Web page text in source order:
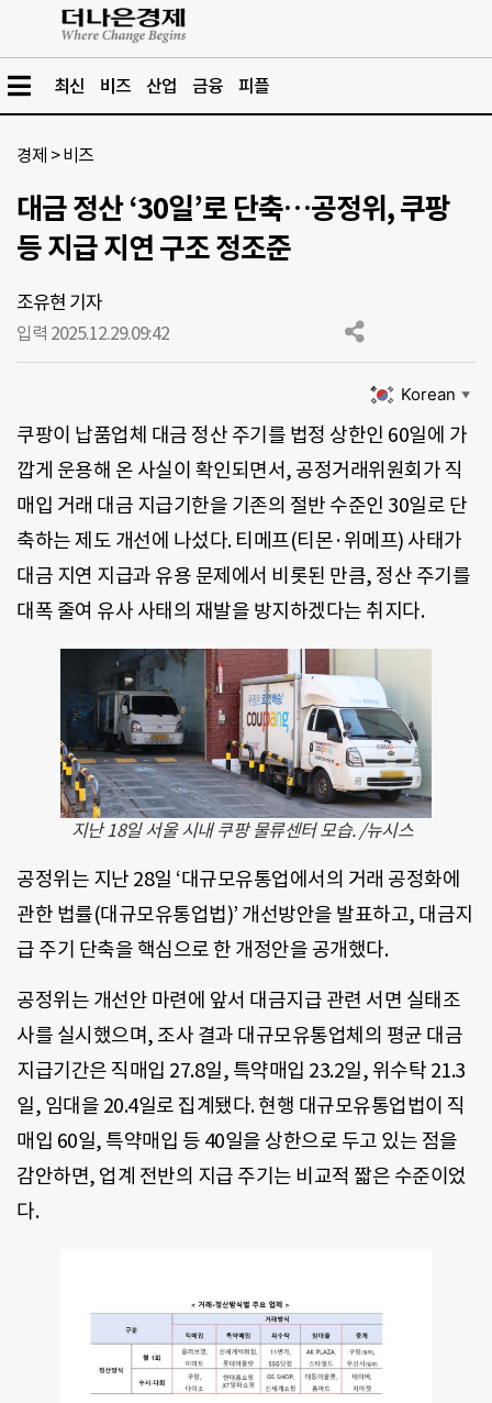
최신 비즈 산업 금융 피플
경제 >비즈
대금 정산 ‘30일’로 단축…공정위, 쿠팡
등 지급 지연 구조 정조준
조유현 기자
입력 2025.12.29.09:42
Korean ▼
쿠팡이 납품업체 대금 정산 주기를 법정 상한인 60일에 가
깝게 운용해 온 사실이 확인되면서, 공정거래위원회가 직
매입 거래 대금 지급기한을 기존의 절반 수준인 30일로 단
축하는 제도 개선에 나섰다. 티메프(티몬·위메프) 사태가
대금 지연 지급과 유용 문제에서 비롯된 만큼, 정산 주기를
대폭 줄여 유사 사태의 재발을 방지하겠다는 취지다.
지난 18일 서울 시내 쿠팡 물류센터 모습. /뉴시스
공정위는 지난 28일 ‘대규모유통업에서의 거래 공정화에
관한 법률(대규모유통업법)’ 개선방안을 발표하고, 대금지
급 주기 단축을 핵심으로 한 개정안을 공개했다.
공정위는 개선안 마련에 앞서 대금지급 관련 서면 실태조
사를 실시했으며, 조사 결과 대규모유통업체의 평균 대금
지급기간은 직매입 27.8일, 특약매입 23.2일, 위수탁 21.3
일, 임대을 20.4일로 집계됐다. 현행 대규모유통업법이 직
매입 60일, 특약매입 등 40일을 상한으로 두고 있는 점을
감안하면, 업계 전반의 지급 주기는 비교적 짧은 수준이었
다.